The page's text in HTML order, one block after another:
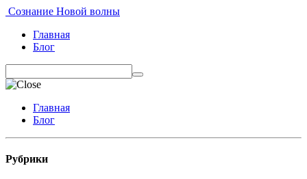
Сознание Новой волны
Главная
Блог
Главная
Блог
Рубрики